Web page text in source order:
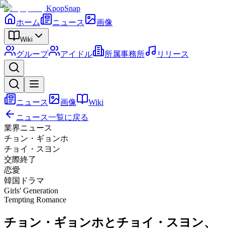
KpopSnap
ホーム
ニュース 画像
Wiki
グループ アイドル 所属事務所 リリース
ニュース 画像
Wiki
ニュース一覧に戻る
業界ニュース
チョン・ギョンホ
チョイ・スヨン
交際終了
恋愛
韓国ドラマ
Girls' Generation
Tempting Romance
チョン・ギョンホとチョイ・スヨン、